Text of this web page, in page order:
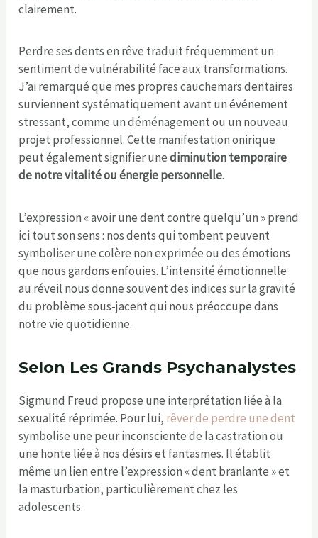
clairement.
Perdre ses dents en rêve traduit fréquemment un
sentiment de vulnérabilité face aux transformations.
J’ai remarqué que mes propres cauchemars dentaires
surviennent systématiquement avant un événement
stressant, comme un déménagement ou un nouveau
projet professionnel. Cette manifestation onirique
peut également signifier unediminution temporaire
de notre vitalité ou énergie personnelle.
L’expression « avoir une dent contre quelqu’un » prend
ici tout son sens : nos dents qui tombent peuvent
symboliser une colère non exprimée ou des émotions
que nous gardons enfouies. L’intensité émotionnelle
au réveil nous donne souvent des indices sur la gravité
du problème sous-jacent qui nous préoccupe dans
notre vie quotidienne.
Selon Les Grands Psychanalystes
Sigmund Freud propose une interprétation liée à la
sexualité réprimée. Pour lui, rêver de perdre une dent
symbolise une peur inconsciente de la castration ou
une honte liée à nos désirs et fantasmes. Il établit
même un lien entre l’expression « dent branlante » et
la masturbation, particulièrement chez les
adolescents.